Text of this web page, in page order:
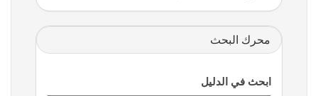
محرك البحث
ابحث في الدليل